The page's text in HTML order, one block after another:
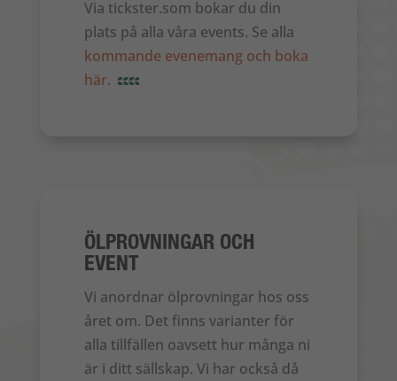
Via tickster.som bokar du din
plats på alla våra events. Se alla
kommande evenemang och boka
här.
ÖLPROVNINGAR OCH
EVENT
Vi anordnar ölprovningar hos oss
året om. Det finns varianter för
alla tillfällen oavsett hur många ni
är i ditt sällskap. Vi har också då